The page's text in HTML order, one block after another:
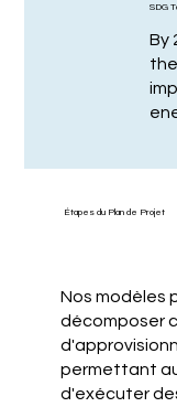
SDG
By
Étapes du Plan de Projet
Nos modèles
décomposer
permettant
d'exécuter